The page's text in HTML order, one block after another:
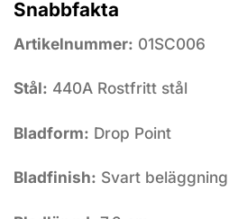
Snabbfakta
Artikelnummer: 01SC006
Stål: 440A Rostfritt stål
Bladform: Drop Point
Bladfinish: Svart beläggning